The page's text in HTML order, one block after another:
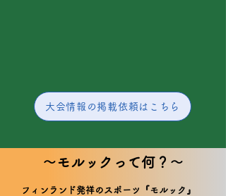
大会情報の掲載依頼はこちら
​～モルックって何？～
フィンランド発祥のスポーツ『モルック』